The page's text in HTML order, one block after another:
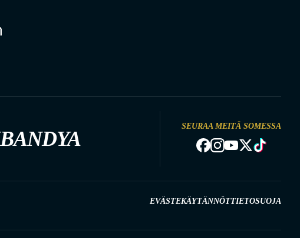
SEURAA MEITÄ SOMESSA
EVÄSTEKÄYTÄNNÖTTIETOSUOJA